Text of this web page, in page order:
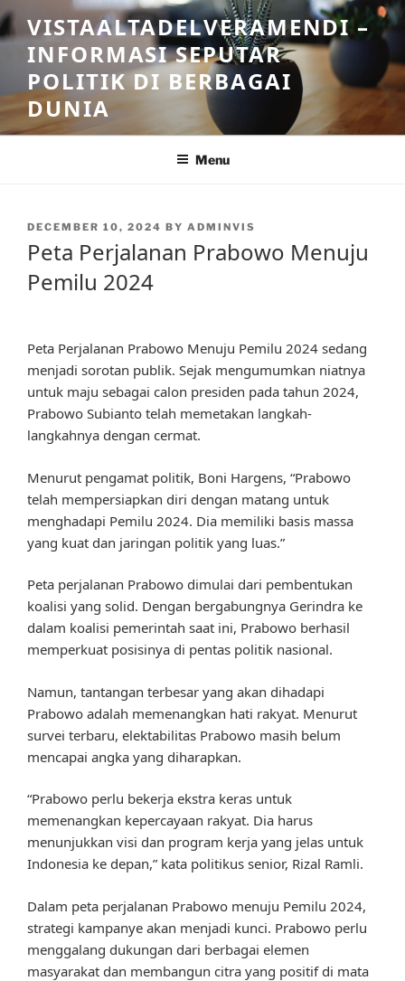
Skip
to
content
VISTAALTADELVERAMENDI –
INFORMASI SEPUTAR
POLITIK DI BERBAGAI
DUNIA
Menu
POSTED
DECEMBER 10, 2024 BY ADMINVIS
Peta Perjalanan Prabowo Menuju
Pemilu 2024
Peta Perjalanan Prabowo Menuju Pemilu 2024 sedang
menjadi sorotan publik. Sejak mengumumkan niatnya
untuk maju sebagai calon presiden pada tahun 2024,
Prabowo Subianto telah memetakan langkah-
langkahnya dengan cermat.
Menurut pengamat politik, Boni Hargens, “Prabowo
telah mempersiapkan diri dengan matang untuk
menghadapi Pemilu 2024. Dia memiliki basis massa
yang kuat dan jaringan politik yang luas.”
Peta perjalanan Prabowo dimulai dari pembentukan
koalisi yang solid. Dengan bergabungnya Gerindra ke
dalam koalisi pemerintah saat ini, Prabowo berhasil
memperkuat posisinya di pentas politik nasional.
Namun, tantangan terbesar yang akan dihadapi
Prabowo adalah memenangkan hati rakyat. Menurut
survei terbaru, elektabilitas Prabowo masih belum
mencapai angka yang diharapkan.
“Prabowo perlu bekerja ekstra keras untuk
memenangkan kepercayaan rakyat. Dia harus
menunjukkan visi dan program kerja yang jelas untuk
Indonesia ke depan,” kata politikus senior, Rizal Ramli.
Dalam peta perjalanan Prabowo menuju Pemilu 2024,
strategi kampanye akan menjadi kunci. Prabowo perlu
menggalang dukungan dari berbagai elemen
masyarakat dan membangun citra yang positif di mata